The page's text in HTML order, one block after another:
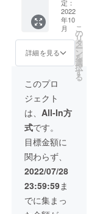
ジェク
トを通
して想
定を上
様から
応援購
て頂
き、現
在進め
ている
ら量産
体制を
更に整
えるこ
とがで
きた場
合、正
規販売
価格が
25％OF
料につ
いて】
※郵送に
てお届
品代金
ご自宅
までの
送料も
含まれ
ており
ます。
【その
他注意
※本プロ
ジェク
トを通
21.5cm
重さ 約
3kg)
【2個
セット
割
39名】
【先着
39名様
限
定！】
[2セッ
トあた
り、一
般販売
予定価
格
25,960
円
（税・
大理石
ストー
ン×8(ホ
ワイト
4、ブ
ラック
4) グラ
ス×2 ア
イスト
ング×1
布製
ポーチ×
１ 特製
収納
ケース
付き(縦
約
18cm×
横 約
21.5cm
重さ 約
定：
2022
年10
月
詳細を見る
こ
の
リ
タ
ー
ン
を
選
択
す
る
このプロ
ジェクト
は、 All-In方
式です。
目標金額に
関わらず、
2022/07/28
23:59:59ま
でに集まっ